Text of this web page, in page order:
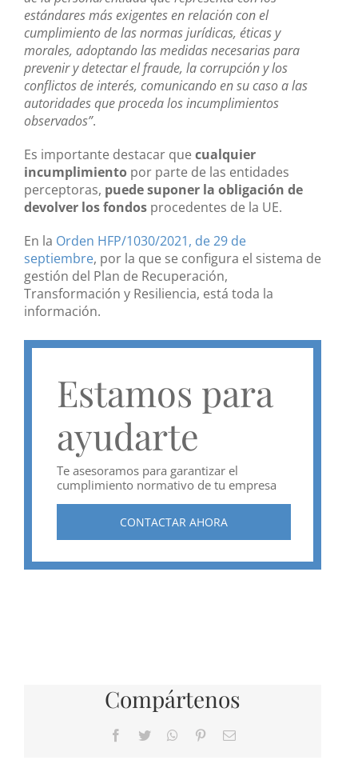
estándares más exigentes en relación con el
cumplimiento de las normas jurídicas, éticas y
morales, adoptando las medidas necesarias para
prevenir y detectar el fraude, la corrupción y los
conflictos de interés, comunicando en su caso a las
autoridades que proceda los incumplimientos
observados”.
Es importante destacar que cualquier
incumplimiento por parte de las entidades
perceptoras, puede suponer la obligación de
devolver los fondos procedentes de la UE.
En la Orden HFP/1030/2021, de 29 de
septiembre, por la que se configura el sistema de
gestión del Plan de Recuperación,
Transformación y Resiliencia, está toda la
información.
Estamos para
ayudarte
Te asesoramos para garantizar el
cumplimiento normativo de tu empresa
CONTACTAR AHORA
Compártenos
Facebook
Twitter WhatsApp
PinterestCorreo